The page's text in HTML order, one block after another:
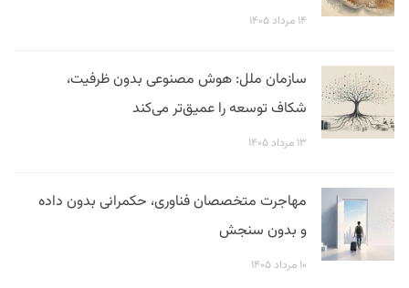
۱۴ مرداد ۱۴۰۵
سازمان ملل: هوش مصنوعی بدون ظرفیت،
شکاف توسعه را عمیق‌تر می‌کند
۱۳ مرداد ۱۴۰۵
مهاجرت متخصصان فناوری، حکمرانی بدون داده
و بدون سنجش
۱۰ مرداد ۱۴۰۵